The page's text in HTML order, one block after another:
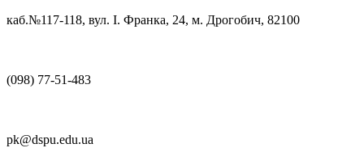
каб.№117-118, вул. І. Франка, 24, м. Дрогобич, 82100
(098) 77-51-483
pk@dspu.edu.ua